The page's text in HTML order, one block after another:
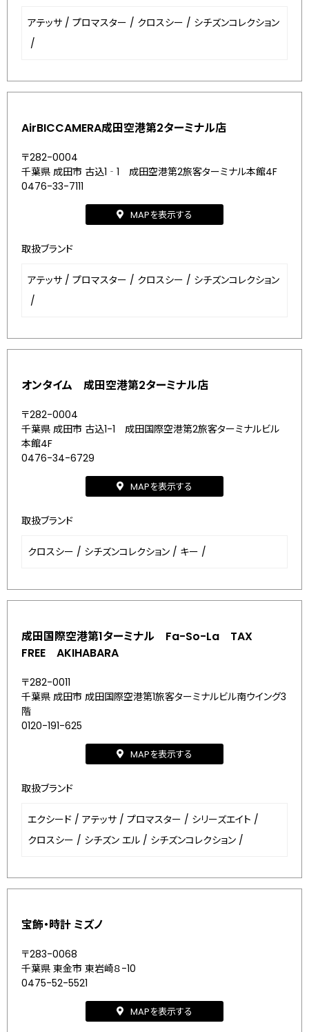
アテッサ / プロマスター / クロスシー / シチズンコレクション
/
AirBICCAMERA成田空港第2ターミナル店
〒282-0004
千葉県 成田市 古込1‐1 成田空港第2旅客ターミナル本館4F
0476-33-7111
MAPを表示する
取扱ブランド
アテッサ / プロマスター / クロスシー / シチズンコレクション
/
オンタイム 成田空港第2ターミナル店
〒282-0004
千葉県 成田市 古込1-1 成田国際空港第2旅客ターミナルビル
本館4F
0476-34-6729
MAPを表示する
取扱ブランド
クロスシー / シチズンコレクション / キー /
成田国際空港第1ターミナル Fa-So-La TAX
FREE AKIHABARA
〒282-0011
千葉県 成田市 成田国際空港第1旅客ターミナルビル南ウイング3
階
0120-191-625
MAPを表示する
取扱ブランド
エクシード / アテッサ / プロマスター / シリーズエイト /
クロスシー / シチズン エル / シチズンコレクション /
宝飾・時計 ミズノ
〒283-0068
千葉県 東金市 東岩崎８-10
0475-52-5521
MAPを表示する